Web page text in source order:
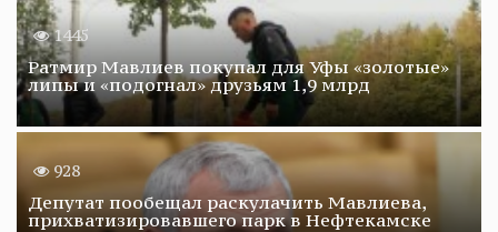
1445
Ратмир Мавлиев покупал для Уфы «золотые»
липы и «подогнал» друзьям 1,9 млрд
928
Депутат пообещал раскулачить Мавлиева,
прихватизировавшего парк в Нефтекамске